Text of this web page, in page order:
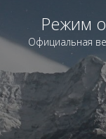
Режим
Официальная